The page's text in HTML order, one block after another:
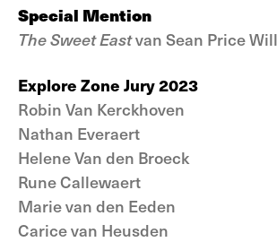
Special Mention
The Sweet Eastvan Sean Price
Explore Zone Jury 2023
Robin Van Kerckhoven
Nathan Everaert
Helene Van den Broeck
Rune Callewaert
Marie van den Eeden
Carice van Heusden